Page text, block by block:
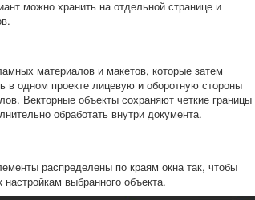
можно хранить на отдельной странице и
материалов и макетов, которые затем
в одном проекте лицевую и оборотную стороны
Векторные объекты сохраняют четкие границы
обработать внутри документа.
распределены по краям окна так, чтобы
выбранного объекта.